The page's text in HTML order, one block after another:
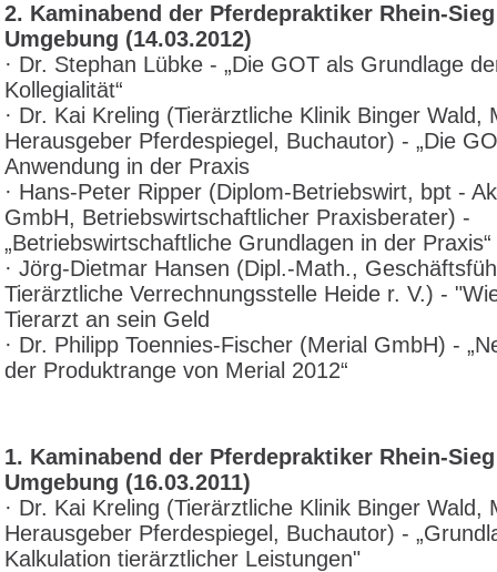
2. Kaminabend der Pferdepraktiker Rhein-
Umgebung (14.03.2012)
· Dr. Stephan Lübke - „Die GOT als Grundlage
Kollegialität“
· Dr. Kai Kreling (Tierärztliche Klinik Binger Wald,
Herausgeber Pferdespiegel, Buchautor) - „Die
Anwendung in der Praxis
· Hans-Peter Ripper (Diplom-Betriebswirt, bpt -
GmbH, Betriebswirtschaftlicher Praxisberater) -
„Betriebswirtschaftliche Grundlagen in der Praxis“
· Jörg-Dietmar Hansen (Dipl.-Math.,
Tierärztliche Verrechnungsstelle Heide r. V.) -
Tierarzt an sein Geld
· Dr. Philipp Toennies-Fischer (Merial GmbH) -
der Produktrange von Merial 2012“
1. Kaminabend der Pferdepraktiker Rhein-
Umgebung (16.03.2011)
· Dr. Kai Kreling (Tierärztliche Klinik Binger Wald,
Herausgeber Pferdespiegel, Buchautor) -
Kalkulation tierärztlicher Leistungen"